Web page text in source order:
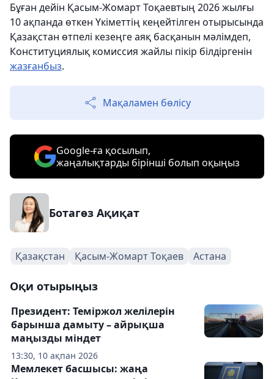
Бұған дейін Қасым-Жомарт Тоқаевтың 2026 жылғы
10 ақпанда өткен Үкіметтің кеңейтілген отырысында
Қазақстан өтпелі кезеңге аяқ басқанын мәлімдеп,
Конституциялық комиссия жайлы пікір білдіргенін
жазғанбыз.
Мақаламен бөлісу
Google-ға қосылып,
жаңалықтарды бірінші болып оқыңыз
Ботагөз Ақиқат
Қазақстан Қасым-Жомарт Тоқаев Астана
Оқи отырыңыз
13:30, 10 ақпан 2026
Президент: Теміржол желілерін
барынша дамыту – айрықша
маңызды міндет
Мемлекет басшысы: жаңа